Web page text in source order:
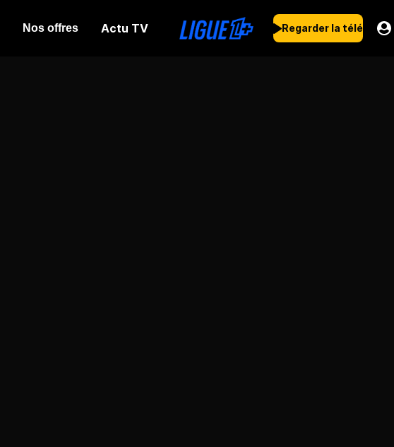
Nos offres Actu TV Regarder la télé